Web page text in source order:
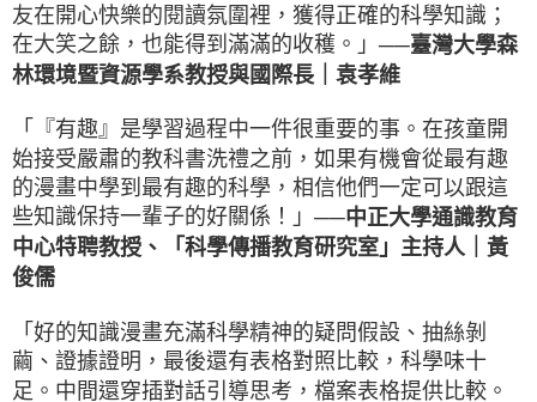
友在開心快樂的閱讀氛圍裡，獲得正確的科學知識；
在大笑之餘，也能得到滿滿的收穫。」 ──臺灣大學森
林環境暨資源學系教授與國際長｜袁孝維
「『有趣』是學習過程中一件很重要的事。在孩童開
始接受嚴肅的教科書洗禮之前，如果有機會從最有趣
的漫畫中學到最有趣的科學，相信他們一定可以跟這
些知識保持一輩子的好關係！」 ──中正大學通識教育
中心特聘教授、「科學傳播教育研究室」主持人
黃
俊儒
「好的知識漫畫充滿科學精神的疑問假設、抽絲剝
繭、證據證明，最後還有表格對照比較，科學味十
足。中間還穿插對話引導思考，檔案表格提供比較。